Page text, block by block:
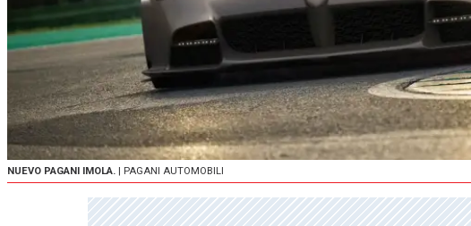
NUEVO PAGANI IMOLA. | PAGANI AUTOMOBILI